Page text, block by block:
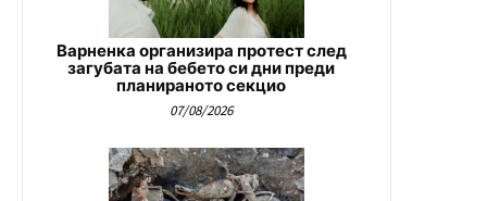
Варненка организира протест след
загубата на бебето си дни преди
планираното секцио
07/08/2026